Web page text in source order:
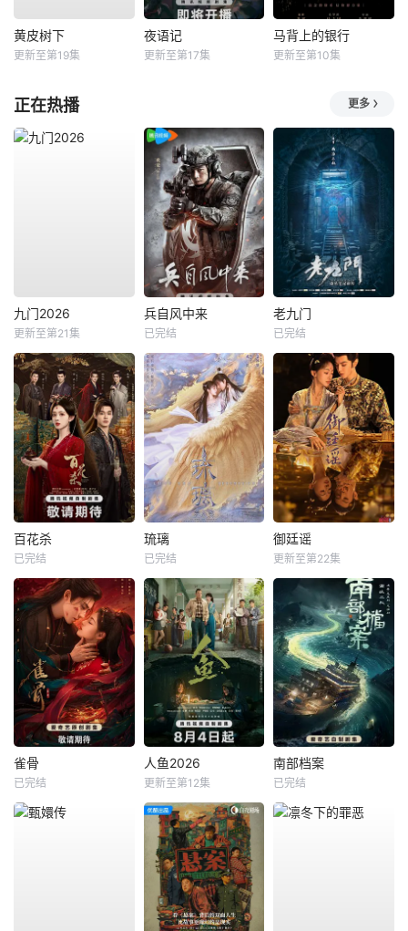
黄皮树下
更新至第19集
夜语记
更新至第17集
马背上的银行
更新至第10集
正在热播 更多
九门2026
更新至第21集
兵自风中来
已完结
老九门
已完结
百花杀
已完结
琉璃
已完结
御廷谣
更新至第22集
雀骨
已完结
人鱼2026
更新至第12集
南部档案
已完结